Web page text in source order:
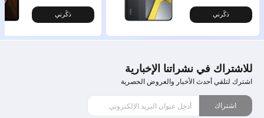
ذكّرني ذكّرني
للاشتراك في نشراتنا الإخبارية
اشترك لتلقي أحدث الأخبار والعروض الحصرية
اشتراك